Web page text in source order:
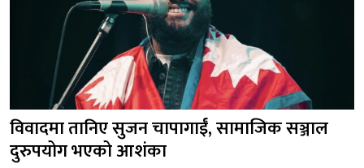
विवादमा तानिए सुजन चापागाईं, सामाजिक सञ्जाल
दुरुपयोग भएको आशंका